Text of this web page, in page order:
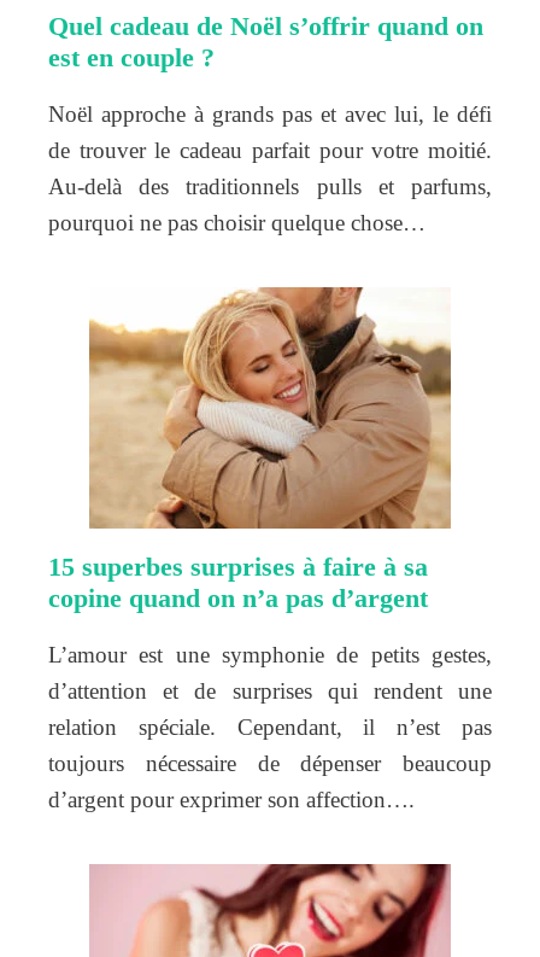
Quel cadeau de Noël s’offrir quand on
est en couple ?
Noël approche à grands pas et avec lui, le défi
de trouver le cadeau parfait pour votre moitié.
Au-delà des traditionnels pulls et parfums,
pourquoi ne pas choisir quelque chose…
15 superbes surprises à faire à sa
copine quand on n’a pas d’argent
L’amour est une symphonie de petits gestes,
d’attention et de surprises qui rendent une
relation spéciale. Cependant, il n’est pas
toujours nécessaire de dépenser beaucoup
d’argent pour exprimer son affection….